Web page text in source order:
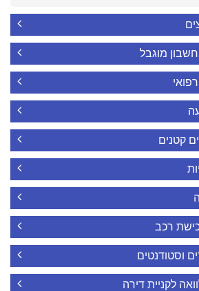
מוגבל
קטנים
רכב
וסטודנטים
לקניית דירה